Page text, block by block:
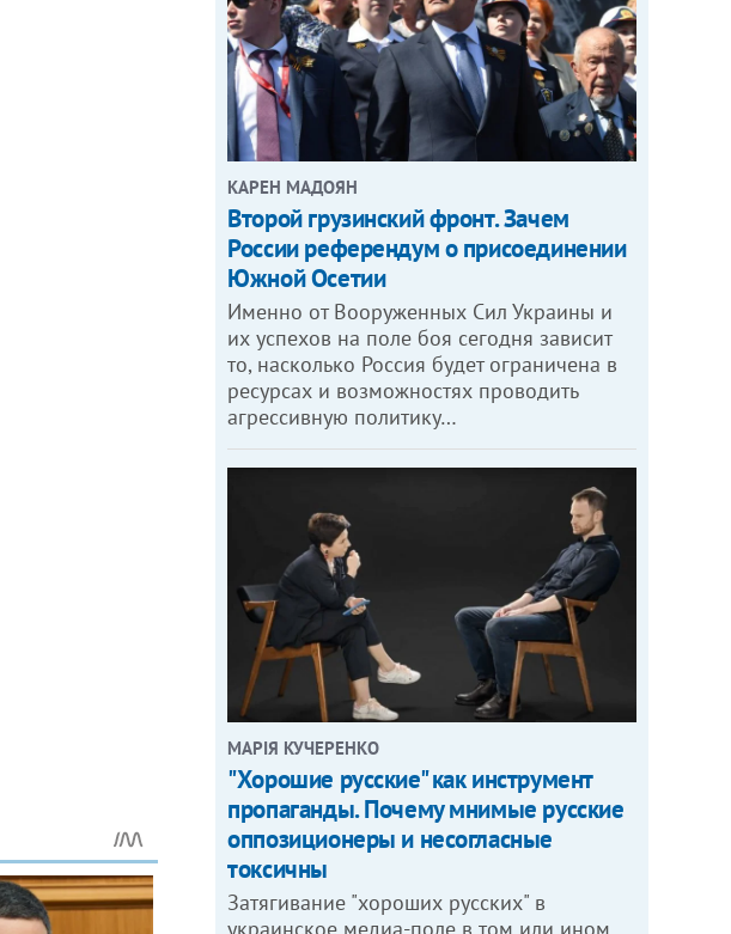
КАРЕН МАДОЯН
Второй грузинский фронт. Зачем
России референдум о присоединении
Южной Осетии
Именно от Вооруженных Сил Украины и
их успехов на поле боя сегодня зависит
то, насколько Россия будет ограничена в
ресурсах и возможностях проводить
агрессивную политику…
МАРІЯ КУЧЕРЕНКО
"Хорошие русские" как инструмент
пропаганды. Почему мнимые русские
оппозиционеры и несогласные
токсичны
Затягивание "хороших русских" в